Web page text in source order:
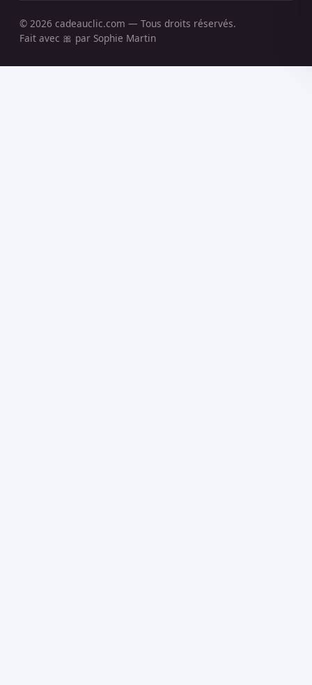
© 2026 cadeauclic.com — Tous droits réservés.
Fait avec 🎀 par Sophie Martin